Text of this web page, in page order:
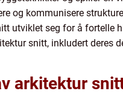
og kommunisere
utviklet seg for å
snitt, inkludert deres
arkitektur